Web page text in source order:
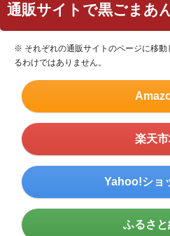
通販サイトで黒ごまあ
※ それぞれの通販サイトのページに移
るわけではありません。
楽天
Yahoo!ショ
ふるさ